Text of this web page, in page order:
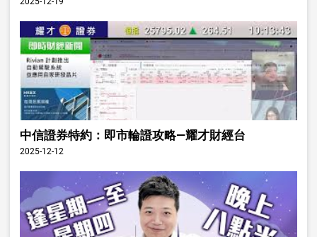
中信證券特約：即市輪證攻略—耀才財經台
2025-12-12